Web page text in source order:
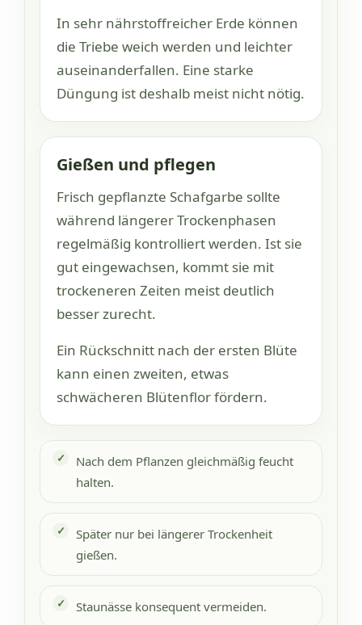
In sehr nährstoffreicher Erde können
die Triebe weich werden und leichter
auseinanderfallen. Eine starke
Düngung ist deshalb meist nicht nötig.
Gießen und pflegen
Frisch gepflanzte Schafgarbe sollte
während längerer Trockenphasen
regelmäßig kontrolliert werden. Ist sie
gut eingewachsen, kommt sie mit
trockeneren Zeiten meist deutlich
besser zurecht.
Ein Rückschnitt nach der ersten Blüte
kann einen zweiten, etwas
schwächeren Blütenflor fördern.
Nach dem Pflanzen gleichmäßig feucht
halten.
Später nur bei längerer Trockenheit
gießen.
Staunässe konsequent vermeiden.